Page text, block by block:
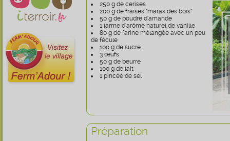
250 g de cerises
200 g de fraises "maras des bois"
50 g de poudre d'amande
1 larme d’arôme naturel de vanille
80 g de farine mélangée avec un peu
de fécule
100 g de sucre
3 œufs
50 g de beurre
100 g de lait
1 pincée de sel
Préparation